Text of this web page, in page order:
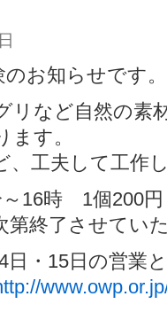
お知らせです。
リなど自然の素
ます。
、工夫して工作
16時 1個200円
終了させてい
日・15日の営業